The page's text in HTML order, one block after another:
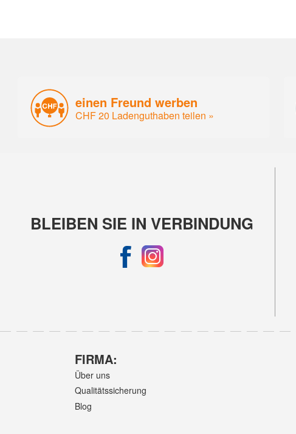
einen Freund werben
CHF 20 Ladenguthaben teilen »
BLEIBEN SIE IN VERBINDUNG
FIRMA:
Über uns
Qualitätssicherung
Blog